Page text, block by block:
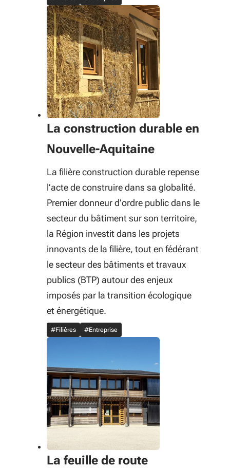
La construction durable en
Nouvelle-Aquitaine
La filière construction durable repense
l’acte de construire dans sa globalité.
Premier donneur d’ordre public dans le
secteur du bâtiment sur son territoire,
la Région investit dans les projets
innovants de la filière, tout en fédérant
le secteur des bâtiments et travaux
publics (BTP) autour des enjeux
imposés par la transition écologique
et énergétique.
#Filières #Entreprise
La feuille de route